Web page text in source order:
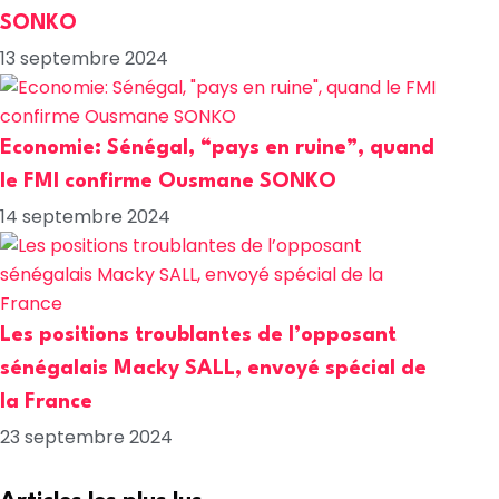
SONKO
13 septembre 2024
Economie: Sénégal, “pays en ruine”, quand
le FMI confirme Ousmane SONKO
14 septembre 2024
Les positions troublantes de l’opposant
sénégalais Macky SALL, envoyé spécial de
la France
23 septembre 2024